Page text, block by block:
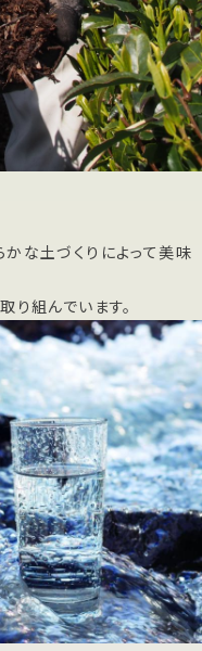
な土づくりによって美味
組んでいます。